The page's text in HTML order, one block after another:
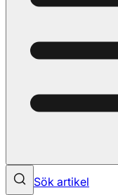
Sök artikel